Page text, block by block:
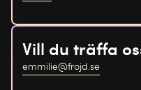
Vill du träffa
emmilie@frojd.se